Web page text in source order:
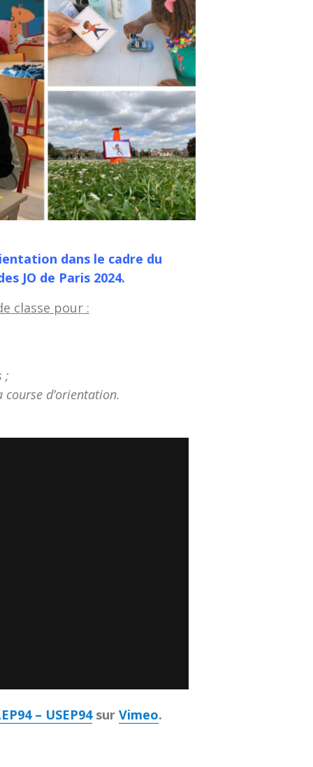
dans le cadre du
JO de Paris 2024.
classe pour :
;
d’orientation.
– USEP94sur Vimeo.